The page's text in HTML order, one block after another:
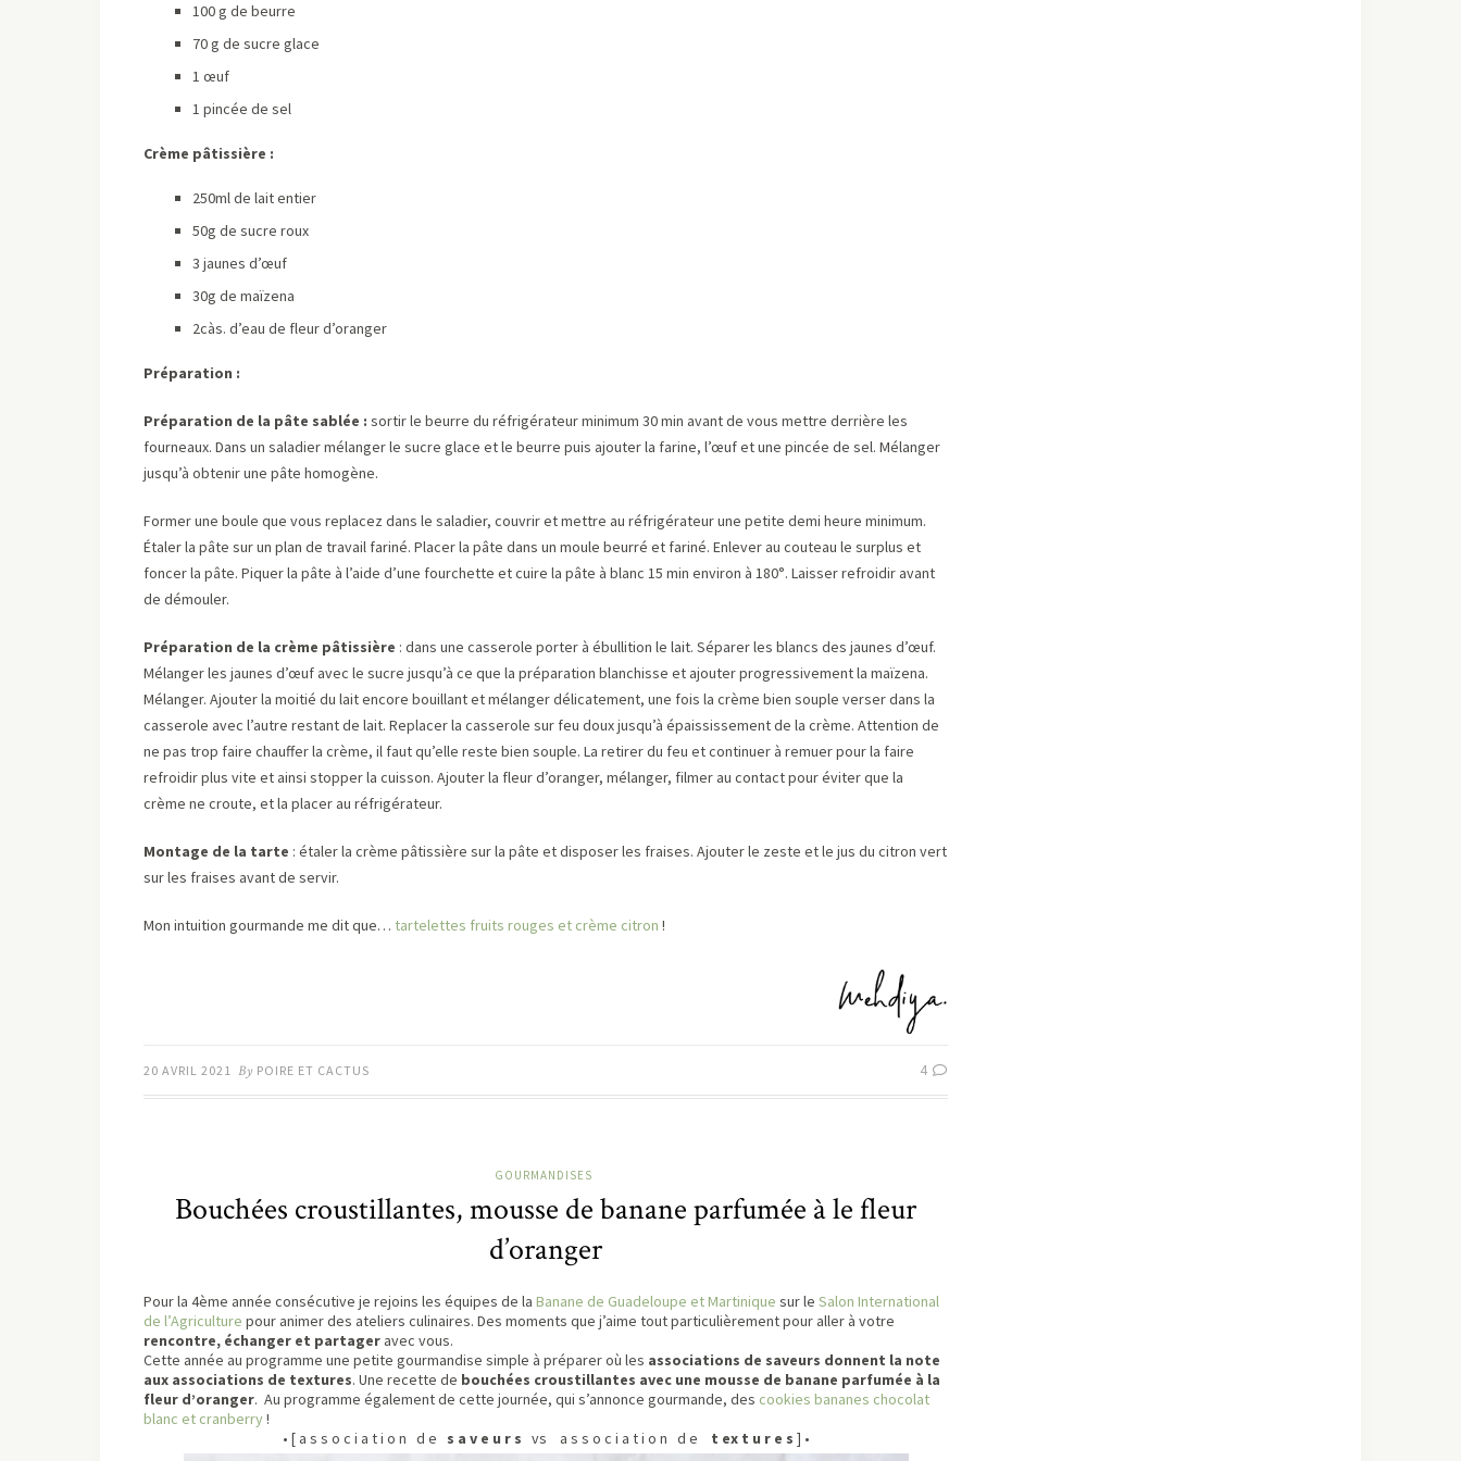
100 g de beurre
70 g de sucre glace
1 œuf
1 pincée de sel
Crème pâtissière :
250ml de lait entier
50g de sucre roux
3 jaunes d’œuf
30g de maïzena
2càs. d’eau de fleur d’oranger
Préparation :
Préparation de la pâte sablée : sortir le beurre du réfrigérateur minimum 30 min avant de vous mettre derrière les
fourneaux. Dans un saladier mélanger le sucre glace et le beurre puis ajouter la farine, l’œuf et une pincée de sel. Mélanger
jusqu’à obtenir une pâte homogène.
Former une boule que vous replacez dans le saladier, couvrir et mettre au réfrigérateur une petite demi heure minimum.
Étaler la pâte sur un plan de travail fariné. Placer la pâte dans un moule beurré et fariné. Enlever au couteau le surplus et
foncer la pâte. Piquer la pâte à l’aide d’une fourchette et cuire la pâte à blanc 15 min environ à 180°. Laisser refroidir avant
de démouler.
Préparation de la crème pâtissière : dans une casserole porter à ébullition le lait. Séparer les blancs des jaunes d’œuf.
Mélanger les jaunes d’œuf avec le sucre jusqu’à ce que la préparation blanchisse et ajouter progressivement la maïzena.
Mélanger. Ajouter la moitié du lait encore bouillant et mélanger délicatement, une fois la crème bien souple verser dans la
casserole avec l’autre restant de lait. Replacer la casserole sur feu doux jusqu’à épaississement de la crème. Attention de
ne pas trop faire chauffer la crème, il faut qu’elle reste bien souple. La retirer du feu et continuer à remuer pour la faire
refroidir plus vite et ainsi stopper la cuisson. Ajouter la fleur d’oranger, mélanger, filmer au contact pour éviter que la
crème ne croute, et la placer au réfrigérateur.
Montage de la tarte : étaler la crème pâtissière sur la pâte et disposer les fraises. Ajouter le zeste et le jus du citron vert
sur les fraises avant de servir.
Mon intuition gourmande me dit que… tartelettes fruits rouges et crème citron !
20 AVRIL 2021 By POIRE ET CACTUS 4
GOURMANDISES
Bouchées croustillantes, mousse de banane parfumée à le fleur
d’oranger
Pour la 4ème année consécutive je rejoins les équipes de la Banane de Guadeloupe et Martinique sur le Salon International
de l’Agriculture pour animer des ateliers culinaires. Des moments que j’aime tout particulièrement pour aller à votre
rencontre, échanger et partager avec vous.
Cette année au programme une petite gourmandise simple à préparer où les associations de saveurs donnent la note
aux associations de textures. Une recette de bouchées croustillantes avec une mousse de banane parfumée à la
fleur d’oranger. Au programme également de cette journée, qui s’annonce gourmande, des cookies bananes chocolat
blanc et cranberry!
• [ a s s o c i a t i o n d e
s a v e u r s vs a s s o c i a t i o n d e t ex t u r e s ] •